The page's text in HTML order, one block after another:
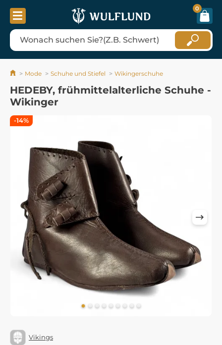
0
Mode Schuhe und Stiefel Wikingerschuhe
HEDEBY, frühmittelalterliche Schuhe -
Wikinger
Vikings
-14%